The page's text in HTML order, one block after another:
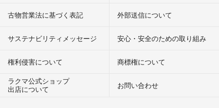
古物営業法に基づく表記 外部送信について
サステナビリティメッセージ 安心・安全のための取り組み
権利侵害について
商標権について
ラクマ公式ショップ
出店について
お問い合わせ